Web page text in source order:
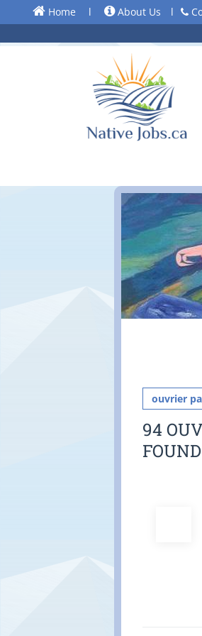
Home l About Us l
ouvrier
94
FOUND